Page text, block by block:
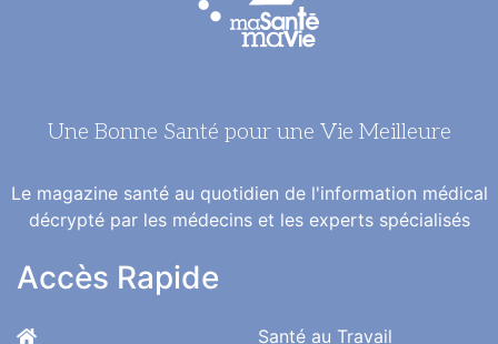
Une Bonne Santé pour une Vie Meilleure
Le magazine santé au quotidien de l'information médical
décrypté par les médecins et les experts spécialisés
Accès Rapide
Santé au Travail